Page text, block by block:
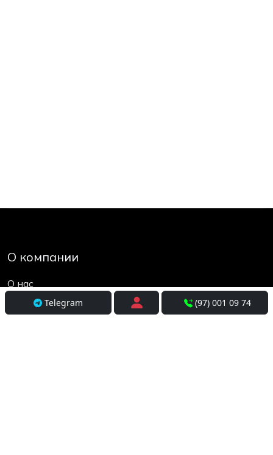
О компании
О нас
КонтактыTelegram (97) 001 09 74